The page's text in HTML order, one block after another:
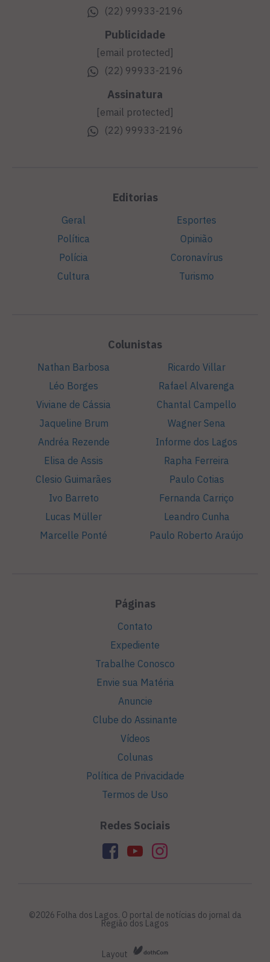
(22) 99933-2196
Publicidade
[email protected]
(22) 99933-2196
Assinatura
[email protected]
(22) 99933-2196
Editorias
Geral
Política
Polícia
Cultura
Esportes
Opinião
Coronavírus
Turismo
Colunistas
Nathan Barbosa
Léo Borges
Viviane de Cássia
Jaqueline Brum
Andréa Rezende
Elisa de Assis
Clesio Guimarães
Ivo Barreto
Lucas Müller
Marcelle Ponté
Ricardo Villar
Rafael Alvarenga
Chantal Campello
Wagner Sena
Informe dos Lagos
Rapha Ferreira
Paulo Cotias
Fernanda Carriço
Leandro Cunha
Paulo Roberto Araújo
Páginas
Contato
Expediente
Trabalhe Conosco
Envie sua Matéria
Anuncie
Clube do Assinante
Vídeos
Colunas
Política de Privacidade
Termos de Uso
Redes Sociais
©2026 Folha dos Lagos. O portal de notícias do jornal da
Região dos Lagos
Layout